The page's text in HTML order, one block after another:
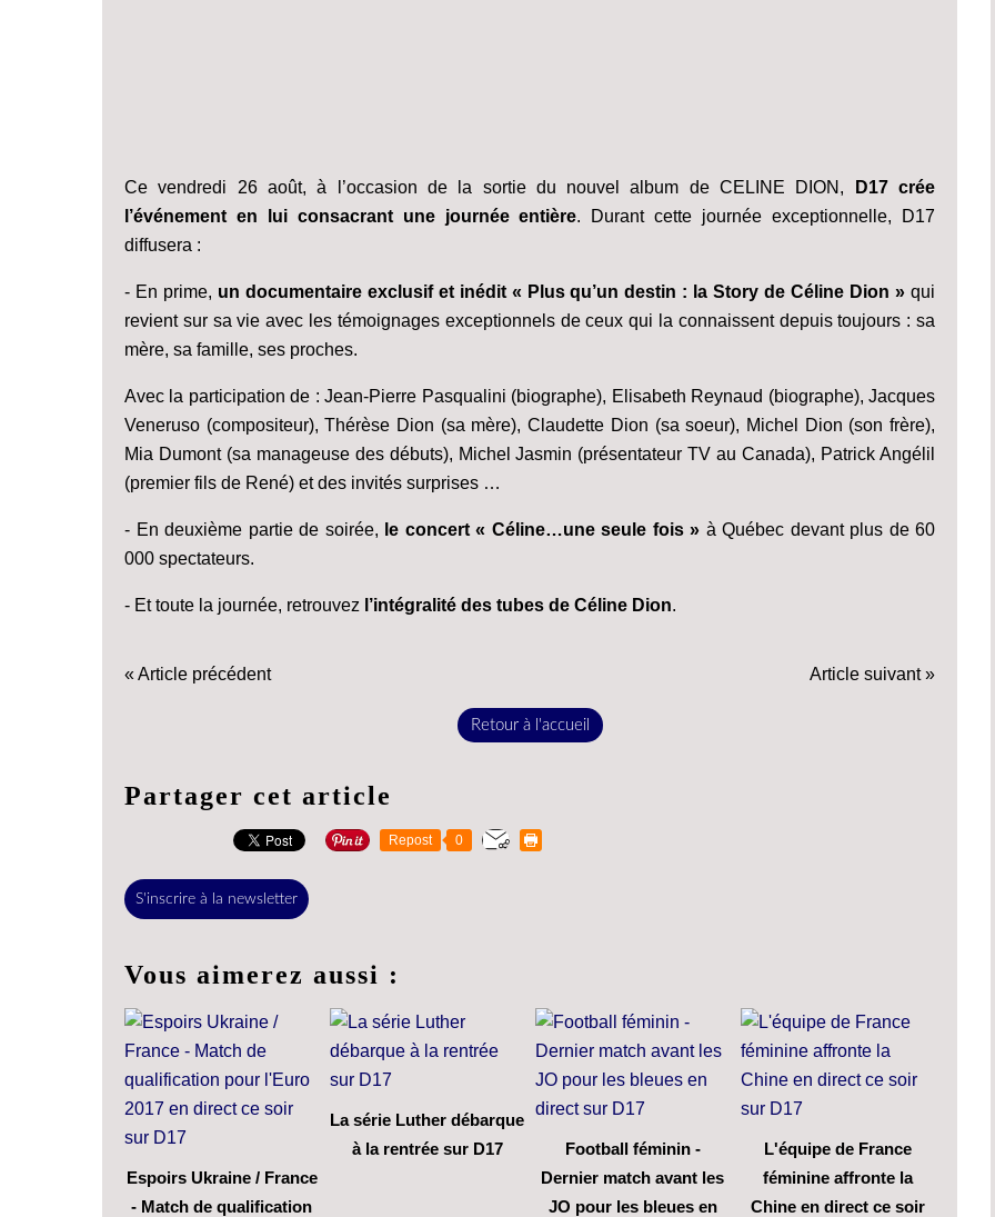
Ce vendredi 26 août, à l’occasion de la sortie du nouvel album de CELINE DION,
D17 crée
l’événement en lui consacrant une journée entière. Durant cette journée exceptionnelle, D17
diffusera :
- En prime, un documentaire exclusif et inédit « Plus qu’un destin : la Story de Céline Dion » qui
revient sur sa vie avec les témoignages exceptionnels de ceux qui la connaissent depuis toujours : sa
mère, sa famille, ses proches.
Avec la participation de : Jean-Pierre Pasqualini (biographe), Elisabeth Reynaud (biographe), Jacques
Veneruso (compositeur), Thérèse Dion (sa mère), Claudette Dion (sa soeur), Michel Dion (son frère),
Mia Dumont (sa manageuse des débuts), Michel Jasmin (présentateur TV au Canada), Patrick Angélil
(premier fils de René) et des invités surprises …
- En deuxième partie de soirée, le concert « Céline…une seule fois » à Québec devant plus de 60
000 spectateurs.
- Et toute la journée, retrouvez l’intégralité des tubes de Céline Dion.
« Article précédent Article suivant »
Retour à l'accueil
Partager cet article
Repost 0
S'inscrire à la newsletter
Vous aimerez aussi :
Espoirs Ukraine / France
- Match de qualification
La série Luther débarque
à la rentrée sur D17
Football féminin -
Dernier match avant les
JO pour les bleues en
L'équipe de France
féminine affronte la
Chine en direct ce soir